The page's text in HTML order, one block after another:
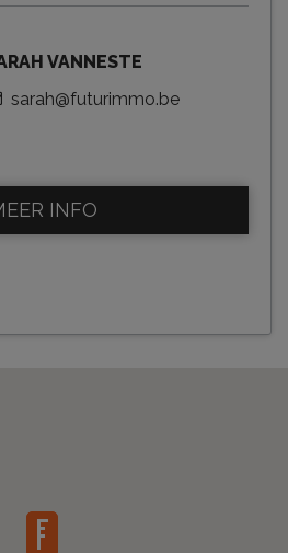
VANNESTE
sarah@futurimmo.be
INFO